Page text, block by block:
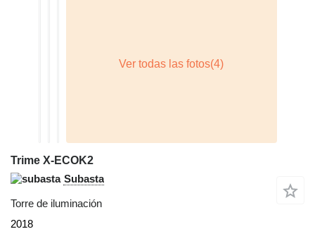
Trime X-ECOK2
Subasta
Torre de iluminación
2018